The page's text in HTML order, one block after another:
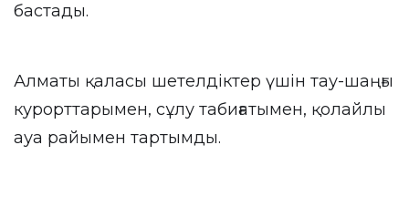
бастады.
Алматы қаласы шетелдіктер үшін тау-шаңғы
курорттарымен, сұлу табиғатымен, қолайлы
ауа райымен тартымды.